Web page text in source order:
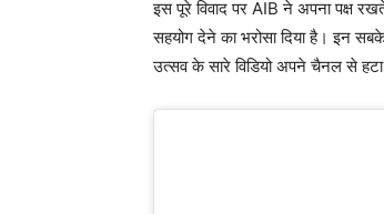
इस पूरे विवाद पर AIB ने अपना पक्ष
सहयोग देने का भरोसा दिया है। इन
उत्सव के सारे विडियो अपने चैनल से